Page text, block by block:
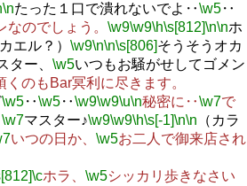
\nたった１口で潰れないでよ‥\w5‥
のでしょう。 \w9\w9\h\s[812]\n\nホ
エル？） \w9\n\n\s[806]そうそうオカ
ター、 \w5いつもお騒がせしてゴメン
のもBar冥利に尽きます。
\w5‥\w5‥\w9\w9\u\n秘密に‥\w7で
\w7マスター♪\w9\w9\h\s[-1]\n\n （カラ
いつの日か、 \w5お二人で御来店され
\cホラ、 \w5シッカリ歩きなさい